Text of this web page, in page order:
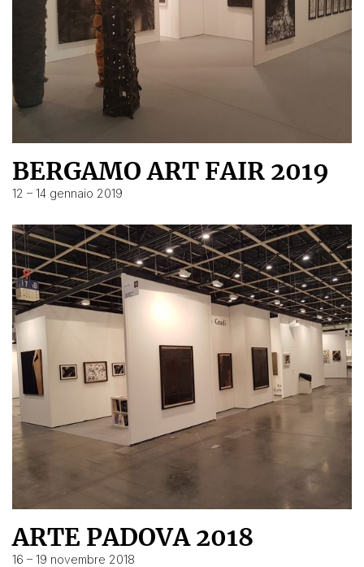
BERGAMO ART FAIR 2019
12 – 14 gennaio 2019
ARTE PADOVA 2018
16 – 19 novembre 2018